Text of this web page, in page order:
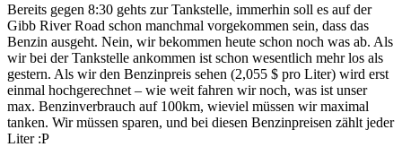
Bereits gegen 8:30 gehts zur Tankstelle, immerhin soll es auf der
Gibb River Road schon manchmal vorgekommen sein, dass das
Benzin ausgeht. Nein, wir bekommen heute schon noch was ab. Als
wir bei der Tankstelle ankommen ist schon wesentlich mehr los als
gestern. Als wir den Benzinpreis sehen (2,055 $ pro Liter) wird erst
einmal hochgerechnet – wie weit fahren wir noch, was ist unser
max. Benzinverbrauch auf 100km, wieviel müssen wir maximal
tanken. Wir müssen sparen, und bei diesen Benzinpreisen zählt jeder
Liter :P